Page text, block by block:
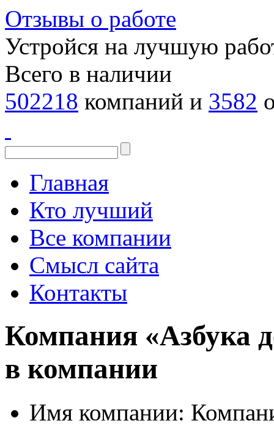
Отзывы о работе
Устройся на лучшую
Всего в наличии
502218 компаний и 3582
Главная
Кто лучший
Все компании
Смысл сайта
Контакты
Компания «Азбука
в компании
Имя компании: